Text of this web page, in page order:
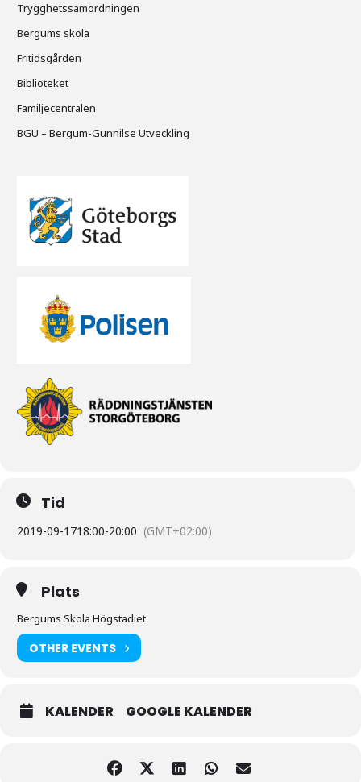
Trygghetssamordningen
Bergums skola
Fritidsgården
Biblioteket
Familjecentralen
BGU – Bergum-Gunnilse Utveckling
Tid
2019-09-1718:00-20:00 (GMT+02:00)
Plats
Bergums Skola Högstadiet
OTHER EVENTS
KALENDER GOOGLE KALENDER